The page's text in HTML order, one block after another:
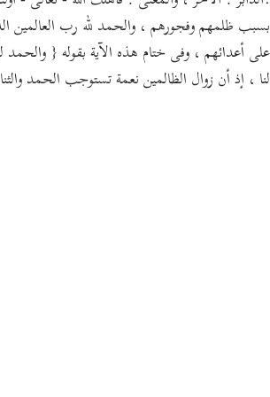
بسبب ظلمهم وفجورهم ، والحمد لله رب العالمين
على أعدائهم ، وفى ختام هذه الآية بقوله { والحمد
لنا ، إذ أن زوال الظالمين نعمة تستوجب الحمد